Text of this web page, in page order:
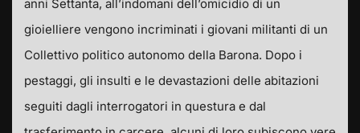
anni Settanta, all’indomani dell’omicidio di un
gioielliere vengono incriminati i giovani militanti di un
Collettivo politico autonomo della Barona. Dopo i
pestaggi, gli insulti e le devastazioni delle abitazioni
seguiti dagli interrogatori in questura e dal